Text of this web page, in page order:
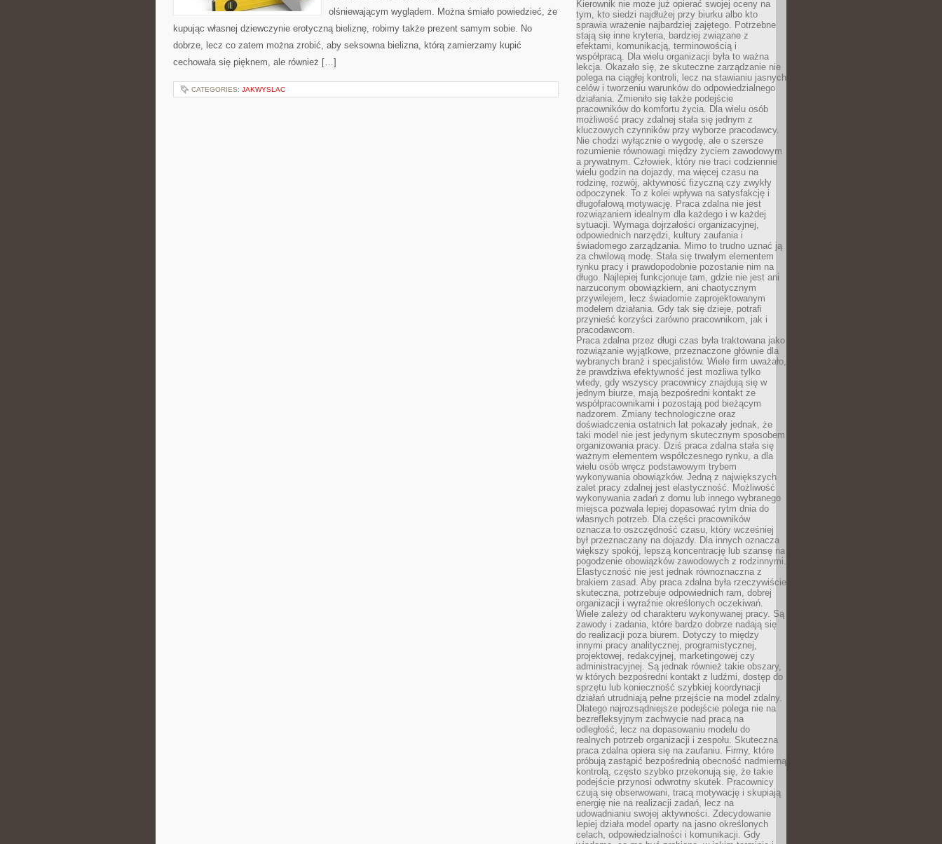
olśniewającym wyglądem. Można śmiało powiedzieć, że
kupując własnej dziewczynie erotyczną bieliznę, robimy także prezent samym sobie. No
dobrze, lecz co zatem można zrobić, aby seksowna bielizna, którą zamierzamy kupić
cechowała się pięknem, ale również […]
CATEGORIES: JAKWYSLAC
Kierownik nie może już opierać swojej oceny na
tym, kto siedzi najdłużej przy biurku albo kto
sprawia wrażenie najbardziej zajętego. Potrzebne
stają się inne kryteria, bardziej związane z
efektami, komunikacją, terminowością i
współpracą. Dla wielu organizacji była to ważna
lekcja. Okazało się, że skuteczne zarządzanie nie
polega na ciągłej kontroli, lecz na stawianiu jasnych
celów i tworzeniu warunków do odpowiedzialnego
działania. Zmieniło się także podejście
pracowników do komfortu życia. Dla wielu osób
możliwość pracy zdalnej stała się jednym z
kluczowych czynników przy wyborze pracodawcy.
Nie chodzi wyłącznie o wygodę, ale o szersze
rozumienie równowagi między życiem zawodowym
a prywatnym. Człowiek, który nie traci codziennie
wielu godzin na dojazdy, ma więcej czasu na
rodzinę, rozwój, aktywność fizyczną czy zwykły
odpoczynek. To z kolei wpływa na satysfakcję i
długofalową motywację. Praca zdalna nie jest
rozwiązaniem idealnym dla każdego i w każdej
sytuacji. Wymaga dojrzałości organizacyjnej,
odpowiednich narzędzi, kultury zaufania i
świadomego zarządzania. Mimo to trudno uznać ją
za chwilową modę. Stała się trwałym elementem
rynku pracy i prawdopodobnie pozostanie nim na
długo. Najlepiej funkcjonuje tam, gdzie nie jest ani
narzuconym obowiązkiem, ani chaotycznym
przywilejem, lecz świadomie zaprojektowanym
modelem działania. Gdy tak się dzieje, potrafi
przynieść korzyści zarówno pracownikom, jak i
pracodawcom.
Praca zdalna przez długi czas była traktowana jako
rozwiązanie wyjątkowe, przeznaczone głównie dla
wybranych branż i specjalistów. Wiele firm uważało,
że prawdziwa efektywność jest możliwa tylko
wtedy, gdy wszyscy pracownicy znajdują się w
jednym biurze, mają bezpośredni kontakt ze
współpracownikami i pozostają pod bieżącym
nadzorem. Zmiany technologiczne oraz
doświadczenia ostatnich lat pokazały jednak, że
taki model nie jest jedynym skutecznym sposobem
organizowania pracy. Dziś praca zdalna stała się
ważnym elementem współczesnego rynku, a dla
wielu osób wręcz podstawowym trybem
wykonywania obowiązków. Jedną z największych
zalet pracy zdalnej jest elastyczność. Możliwość
wykonywania zadań z domu lub innego wybranego
miejsca pozwala lepiej dopasować rytm dnia do
własnych potrzeb. Dla części pracowników
oznacza to oszczędność czasu, który wcześniej
był przeznaczany na dojazdy. Dla innych oznacza
większy spokój, lepszą koncentrację lub szansę na
pogodzenie obowiązków zawodowych z rodzinnymi.
Elastyczność nie jest jednak równoznaczna z
brakiem zasad. Aby praca zdalna była rzeczywiście
skuteczna, potrzebuje odpowiednich ram, dobrej
organizacji i wyraźnie określonych oczekiwań.
Wiele zależy od charakteru wykonywanej pracy. Są
zawody i zadania, które bardzo dobrze nadają się
do realizacji poza biurem. Dotyczy to między
innymi pracy analitycznej, programistycznej,
projektowej, redakcyjnej, marketingowej czy
administracyjnej. Są jednak również takie obszary,
w których bezpośredni kontakt z ludźmi, dostęp do
sprzętu lub konieczność szybkiej koordynacji
działań utrudniają pełne przejście na model zdalny.
Dlatego najrozsądniejsze podejście polega nie na
bezrefleksyjnym zachwycie nad pracą na
odległość, lecz na dopasowaniu modelu do
realnych potrzeb organizacji i zespołu. Skuteczna
praca zdalna opiera się na zaufaniu. Firmy, które
próbują zastąpić bezpośrednią obecność nadmierną
kontrolą, często szybko przekonują się, że takie
podejście przynosi odwrotny skutek. Pracownicy
czują się obserwowani, tracą motywację i skupiają
energię nie na realizacji zadań, lecz na
udowadnianiu swojej aktywności. Zdecydowanie
lepiej działa model oparty na jasno określonych
celach, odpowiedzialności i komunikacji. Gdy